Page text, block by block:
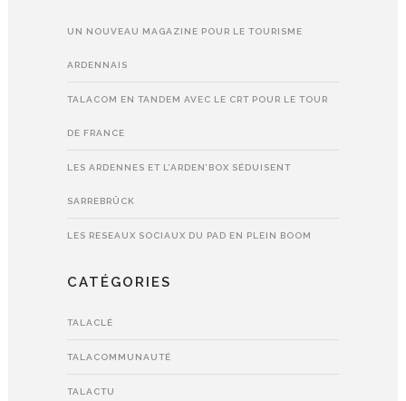
UN NOUVEAU MAGAZINE POUR LE TOURISME
ARDENNAIS
TALACOM EN TANDEM AVEC LE CRT POUR LE TOUR
DE FRANCE
LES ARDENNES ET L’ARDEN’BOX SÉDUISENT
SARREBRÜCK
LES RESEAUX SOCIAUX DU PAD EN PLEIN BOOM
CATÉGORIES
TALACLÉ
TALACOMMUNAUTÉ
TALACTU